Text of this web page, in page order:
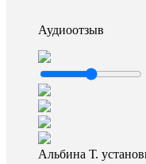
Аудиоотзыв
Альбина Т.